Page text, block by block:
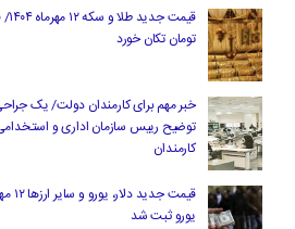
تومان تکان خورد
خبر مهم برای کارمندان دولت/ یک
توضیح رییس سازمان اداری و استخدامی
کارمندان
یورو ثبت شد